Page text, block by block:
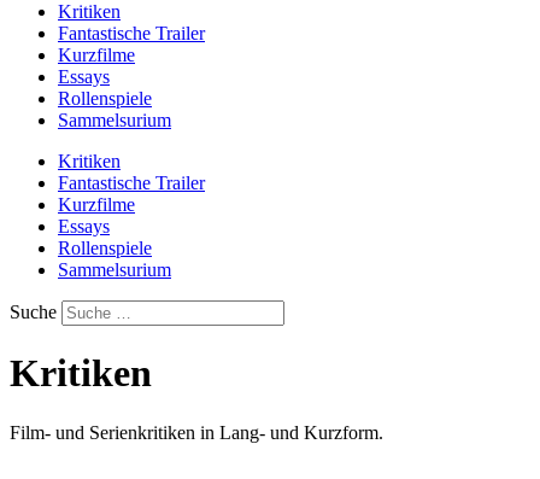
Kritiken
Fantastische Trailer
Kurzfilme
Essays
Rollenspiele
Sammelsurium
Kritiken
Fantastische Trailer
Kurzfilme
Essays
Rollenspiele
Sammelsurium
Suche
Kritiken
Film- und Serienkritiken in Lang- und Kurzform.